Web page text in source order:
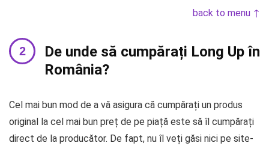
back to menu ↑
De unde să cumpărați Long Up în
România?
Cel mai bun mod de a vă asigura că cumpărați un produs
original la cel mai bun preț de pe piață este să îl cumpărați
direct de la producător. De fapt, nu îl veți găsi nici pe site-